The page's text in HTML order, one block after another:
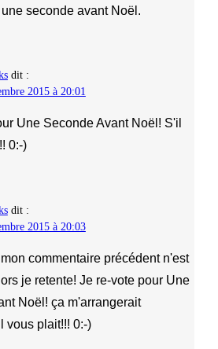
seconde avant Noël.
dit :
2015 à 20:01
Une Seconde Avant Noël! S'il
0:-)
dit :
2015 à 20:03
commentaire précédent n'est
je retente! Je re-vote pour Une
Noël! ça m'arrangerait
vous plait!!! 0:-)